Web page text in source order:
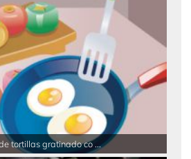
tortillas gratinado co ...